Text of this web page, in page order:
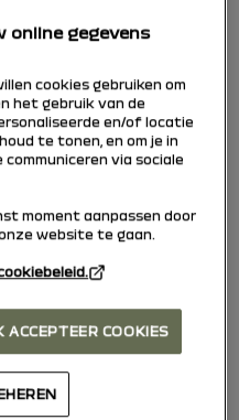
online gegevens
cookies gebruiken om
het gebruik van de
en/of locatie
te tonen, en om je in
via sociale
moment aanpassen door
website te gaan.
ACCEPTEER COOKIES